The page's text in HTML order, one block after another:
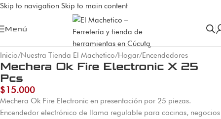
Skip to navigation Skip to main content
Menú
Inicio/Nuestra Tienda El Machetico/Hogar/Encendedores
Mechera Ok Fire Electronic X 25
Pcs
$15.000
Mechera Ok Fire Electronic en presentación por 25 piezas.
Encendedor electrónico de llama regulable para cocinas, negocios